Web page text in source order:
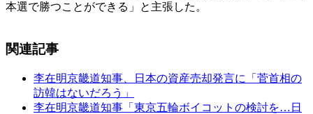
本選で勝つことができる」と主張した。
関連記事
李在明京畿道知事、日本の資産売却発言に「菅首相の
訪韓はないだろう」
李在明京畿道知事「東京五輪ボイコットの検討を…日